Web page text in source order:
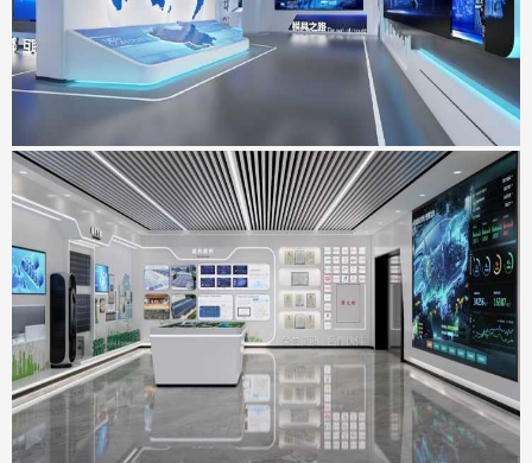
科达智慧能源展厅
地点：广东省佛山市